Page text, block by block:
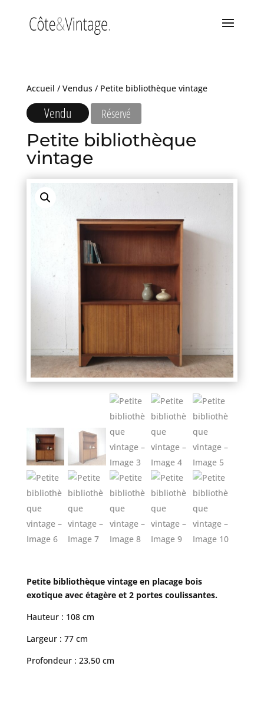
Accueil / Vendus/ Petite bibliothèque vintage
Vendu Réservé
Petite bibliothèque
vintage
Petite bibliothèque vintage en placage bois
exotique avec étagère et 2 portes coulissantes.
Hauteur : 108 cm
Largeur : 77 cm
Profondeur : 23,50 cm